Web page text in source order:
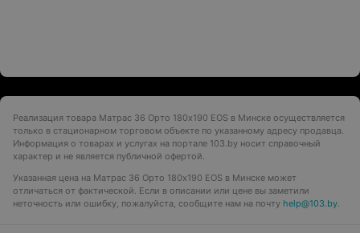
Реализация товара Матрас 36 Орто 180x190 EOS в Минске осуществляется
только в стационарном торговом объекте по указанному адресу продавца.
Информация о товарах и услугах на портале 103.by носит справочный
характер и не является публичной офертой.
Указанная цена на Матрас 36 Орто 180x190 EOS в Минске может
отличаться от фактической. Если в описании или цене вы заметили
неточность или ошибку, пожалуйста, сообщите нам на почту help@103.by.